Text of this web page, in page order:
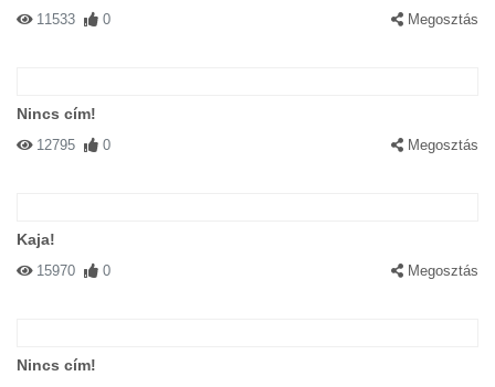
11533 0 Megosztás
Nincs cím!
12795 0 Megosztás
Kaja!
15970 0 Megosztás
Nincs cím!